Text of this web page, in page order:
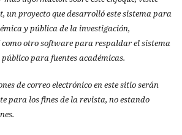
un proyecto que desarrolló este sistema para
y pública de la investigación,
como otro software para respaldar el sistema
para fuentes académicas.
de correo electrónico en este sitio serán
para los fines de la revista, no estando